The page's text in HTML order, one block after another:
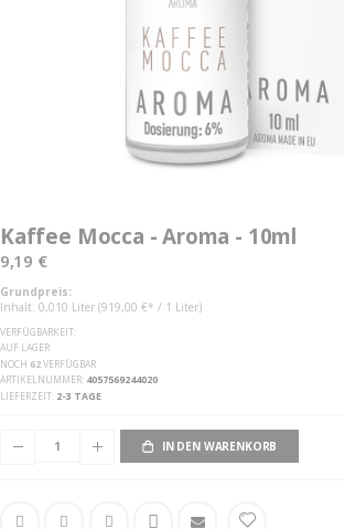
Anfang
der
Bildgalerie
springen
Kaffee Mocca - Aroma - 10ml
9,19 €
Grundpreis:
Inhalt: 0,010 Liter (919,00 €* / 1 Liter)
VERFÜGBARKEIT:
AUF LAGER
NOCH 62VERFÜGBAR
ARTIKELNUMMER 4057569244020
LIEFERZEIT 2-3 TAGE
IN DEN WARENKORB